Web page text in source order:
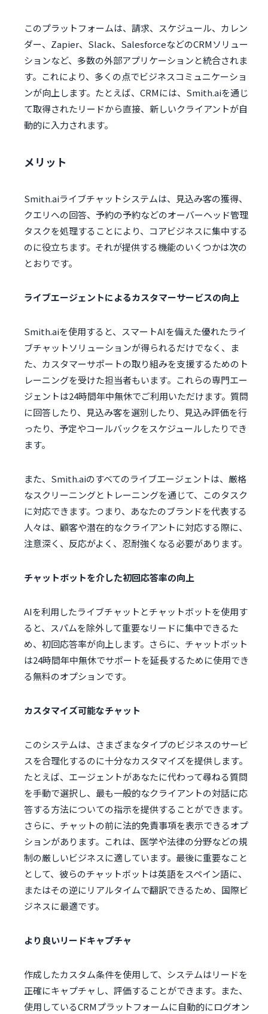
このプラットフォームは、請求、スケジュール、カレン
ダー、Zapier、Slack、SalesforceなどのCRMソリュー
ションなど、多数の外部アプリケーションと統合されま
す。これにより、多くの点でビジネスコミュニケーショ
ンが向上します。たとえば、CRMには、Smith.aiを通じ
て取得されたリードから直接、新しいクライアントが自
動的に入力されます。
メリット
Smith.aiライブチャットシステムは、見込み客の獲得、
クエリへの回答、予約の予約などのオーバーヘッド管理
タスクを処理することにより、コアビジネスに集中する
のに役立ちます。それが提供する機能のいくつかは次の
とおりです。
ライブエージェントによるカスタマーサービスの向上
Smith.aiを使用すると、スマートAIを備えた優れたライ
ブチャットソリューションが得られるだけでなく、ま
た、カスタマーサポートの取り組みを支援するためのト
レーニングを受けた担当者もいます。これらの専門エー
ジェントは24時間年中無休でご利用いただけます。質問
に回答したり、見込み客を選別したり、見込み評価を行
ったり、予定やコールバックをスケジュールしたりでき
ます。
また、Smith.aiのすべてのライブエージェントは、厳格
なスクリーニングとトレーニングを通じて、このタスク
に対応できます。つまり、あなたのブランドを代表する
人々は、顧客や潜在的なクライアントに対応する際に、
注意深く、反応がよく、忍耐強くなる必要があります。
チャットボットを介した初回応答率の向上
AIを利用したライブチャットとチャットボットを使用す
ると、スパムを除外して重要なリードに集中できるた
め、初回応答率が向上します。さらに、チャットボット
は24時間年中無休でサポートを延長するために使用でき
る無料のオプションです。
カスタマイズ可能なチャット
このシステムは、さまざまなタイプのビジネスのサービ
スを合理化するのに十分なカスタマイズを提供します。
たとえば、エージェントがあなたに代わって尋ねる質問
を手動で選択し、最も一般的なクライアントの対話に応
答する方法についての指示を提供することができます。
さらに、チャットの前に法的免責事項を表示できるオプ
ションがあります。これは、医学や法律の分野などの規
制の厳しいビジネスに適しています。最後に重要なこと
として、彼らのチャットボットは英語をスペイン語に、
またはその逆にリアルタイムで翻訳できるため、国際ビ
ジネスに最適です。
より良いリードキャプチャ
作成したカスタム条件を使用して、システムはリードを
正確にキャプチャし、評価することができます。また、
使用しているCRMプラットフォームに自動的にログオン